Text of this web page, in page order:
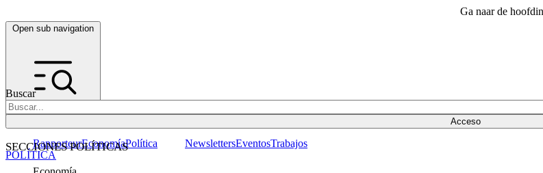
Ga naar de
Open sub navigation
Buscar
Acceso
SECCIONES POLÍTICAS
RapporteurEconomíaPolítica NewslettersEventosTrabajos
POLÍTICA